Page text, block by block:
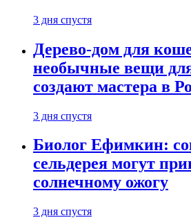
3 дня спустя
Дерево-дом для
необычные вещи
создают мастера в
3 дня спустя
Биолог Ефимкин:
сельдерея могут
солнечному ожогу
3 дня спустя